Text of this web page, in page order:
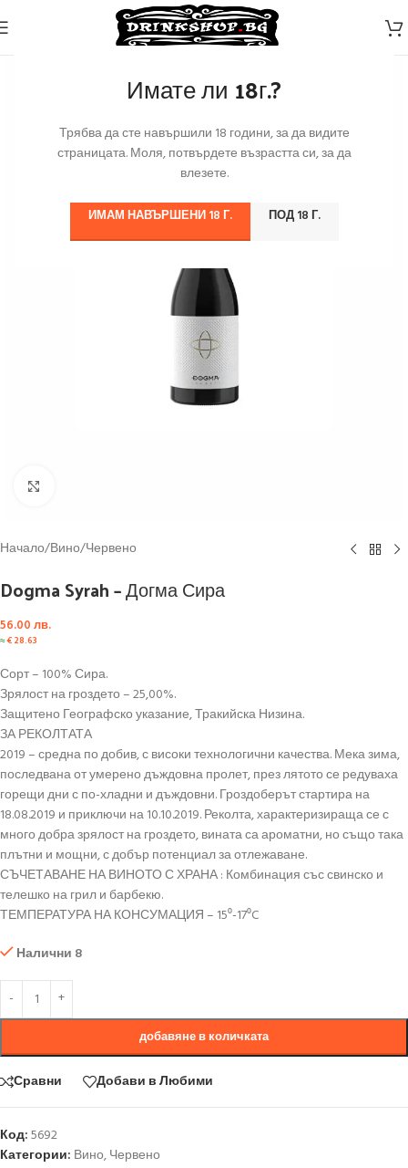
Имате ли 18г.?
Трябва да сте навършили 18 години, за да видите
страницата. Моля, потвърдете възрастта си, за да
влезете.
ИМАМ НАВЪРШЕНИ 18 Г. ПОД 18 Г.
Начало/Вино/Червено
Dogma Syrah – Догма Сира
56.00 лв.
≈€28.63
Сорт – 100% Сира.
Зрялост на гроздето – 25,00%.
Защитено Географско указание, Тракийска Низина.
ЗА РЕКОЛТАТА
2019 – средна по добив, с високи технологични качества. Мека зима,
последвана от умерено дъждовна пролет, през лятото се редуваха
горещи дни с по-хладни и дъждовни. Гроздоберът стартира на
18.08.2019 и приключи на 10.10.2019. Реколта, характеризираща се с
много добра зрялост на гроздето, вината са ароматни, но също така
плътни и мощни, с добър потенциал за отлежаване.
СЪЧЕТАВАНЕ НА ВИНОТО С ХРАНА : Комбинация със свинско и
телешко на грил и барбекю.
ТЕМПЕРАТУРА НА КОНСУМАЦИЯ – 15⁰-17⁰C
Налични 8
добавяне в количката
Сравни Добави в Любими
Код:5692
Категории: Вино,Червено